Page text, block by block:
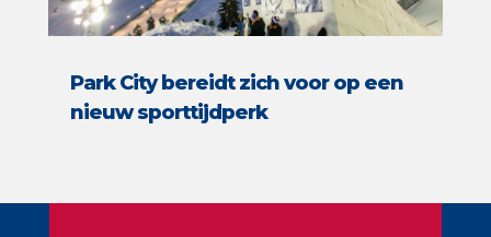
Park City bereidt zich voor op een
nieuw sporttijdperk